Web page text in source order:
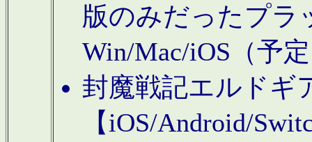
版のみだったプラ
Win/Mac/iOS（予
封魔戦記エルドギ
【iOS/Android/